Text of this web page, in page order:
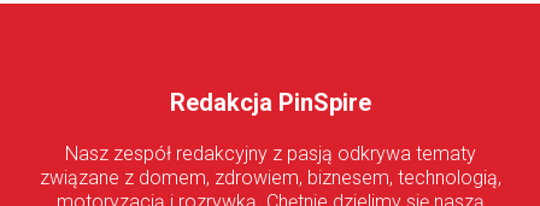
Redakcja PinSpire
Nasz zespół redakcyjny z pasją odkrywa tematy
związane z domem, zdrowiem, biznesem, technologią,
motoryzacją i rozrywką. Chętnie dzielimy się naszą